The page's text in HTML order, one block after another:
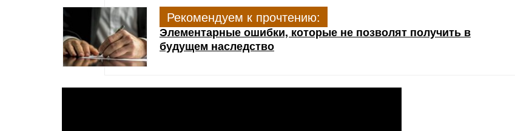
Рекомендуем к прочтению:
Элементарные ошибки, которые не позволят получить в
будущем наследство